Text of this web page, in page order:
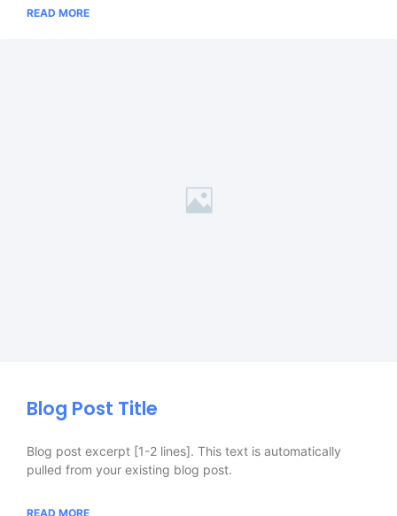
READ MORE
Blog Post Title
Blog post excerpt [1-2 lines]. This text is automatically
pulled from your existing blog post.
READ MORE